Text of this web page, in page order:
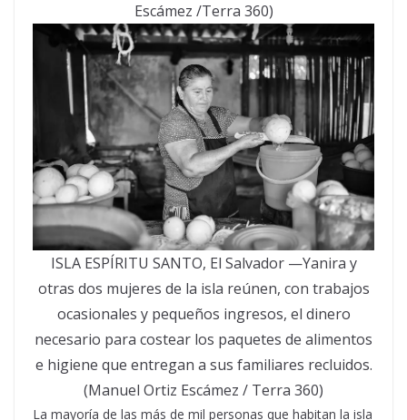
Escámez /Terra 360)
ISLA ESPÍRITU SANTO, El Salvador —Yanira y
otras dos mujeres de la isla reúnen, con trabajos
ocasionales y pequeños ingresos, el dinero
necesario para costear los paquetes de alimentos
e higiene que entregan a sus familiares recluidos.
(Manuel Ortiz Escámez / Terra 360)
La mayoría de las más de mil personas que habitan la isla